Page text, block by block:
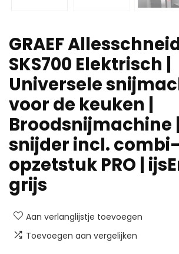
GRAEF
SKS700 Elektrisch |
Universele
voor de keuken |
Broodsnijmachine
snijder incl. combi-
opzetstuk PRO |
grijs
Aan verlanglijstje toevoegen
Toevoegen aan vergelijken